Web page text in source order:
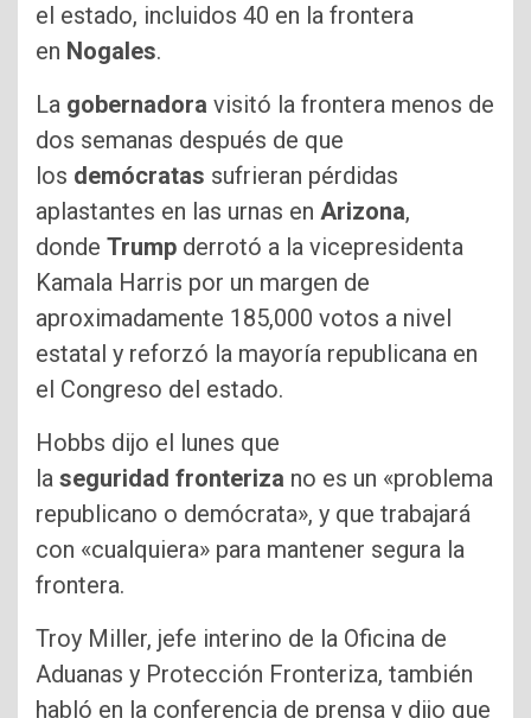
el estado, incluidos 40 en la frontera
en Nogales.
La gobernadora visitó la frontera menos de
dos semanas después de que
los demócratas sufrieran pérdidas
aplastantes en las urnas en Arizona,
donde Trump derrotó a la vicepresidenta
Kamala Harris por un margen de
aproximadamente 185,000 votos a nivel
estatal y reforzó la mayoría republicana en
el Congreso del estado.
Hobbs dijo el lunes que
la seguridad fronteriza no es un «problema
republicano o demócrata», y que trabajará
con «cualquiera» para mantener segura la
frontera.
Troy Miller, jefe interino de la Oficina de
Aduanas y Protección Fronteriza, también
habló en la conferencia de prensa y dijo que